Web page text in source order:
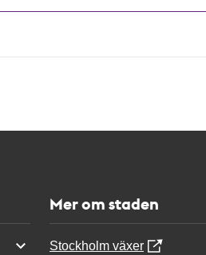
Mer om staden
Stockholm växer